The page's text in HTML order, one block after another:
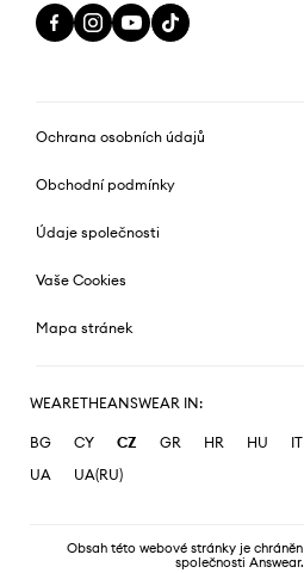
Ochrana osobních údajů
Obchodní podmínky
Údaje společnosti
Vaše Cookies
Mapa stránek
WEARETHEANSWEAR IN:
BG CY CZ GR HR HU IT
UA
UA(RU)
Obsah této webové stránky je
společnosti